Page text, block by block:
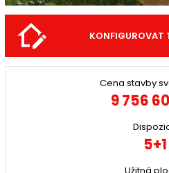
KONFIGUROVAT
Cena stavby
9 756
5+1
Užitná